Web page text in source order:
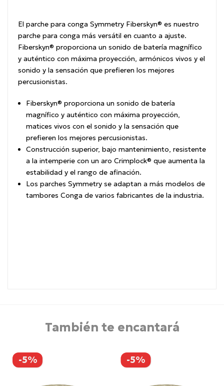
El parche para conga Symmetry Fiberskyn® es nuestro
parche para conga más versátil en cuanto a ajuste.
Fiberskyn® proporciona un sonido de batería magnífico
y auténtico con máxima proyección, armónicos vivos y el
sonido y la sensación que prefieren los mejores
percusionistas.
Fiberskyn® proporciona un sonido de batería
magnífico y auténtico con máxima proyección,
matices vivos con el sonido y la sensación que
prefieren los mejores percusionistas.
Construcción superior, bajo mantenimiento, resistente
a la intemperie con un aro Crimplock® que aumenta la
estabilidad y el rango de afinación.
Los parches Symmetry se adaptan a más modelos de
tambores Conga de varios fabricantes de la industria.
También te encantará
-5% -5%